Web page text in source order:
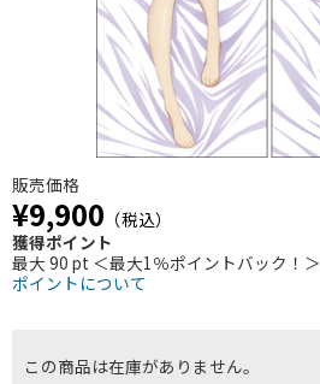
販売価格
¥9,900 （税込）
獲得ポイント
最大 90 pt ＜最大1％ポイントバック！＞
ポイントについて
この商品は在庫がありません。